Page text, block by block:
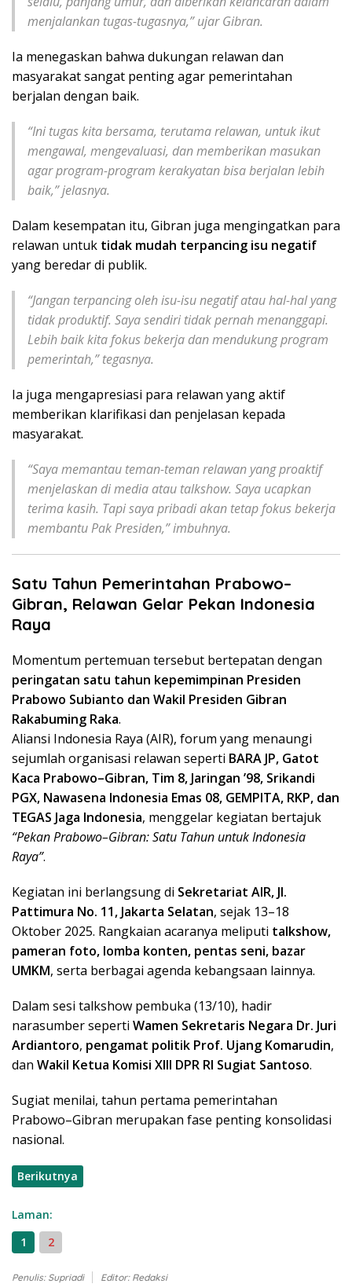
menjalankan tugas-tugasnya,” ujar Gibran.
Ia menegaskan bahwa dukungan relawan dan
masyarakat sangat penting agar pemerintahan
berjalan dengan baik.
“Ini tugas kita bersama, terutama relawan, untuk ikut
mengawal, mengevaluasi, dan memberikan masukan
agar program-program kerakyatan bisa berjalan lebih
baik,” jelasnya.
Dalam kesempatan itu, Gibran juga mengingatkan para
relawan untuk tidak mudah terpancing isu negatif
yang beredar di publik.
“Jangan terpancing oleh isu-isu negatif atau hal-hal yang
tidak produktif. Saya sendiri tidak pernah menanggapi.
Lebih baik kita fokus bekerja dan mendukung program
pemerintah,” tegasnya.
Ia juga mengapresiasi para relawan yang aktif
memberikan klarifikasi dan penjelasan kepada
masyarakat.
“Saya memantau teman-teman relawan yang proaktif
menjelaskan di media atau talkshow. Saya ucapkan
terima kasih. Tapi saya pribadi akan tetap fokus bekerja
membantu Pak Presiden,” imbuhnya.
Satu Tahun Pemerintahan Prabowo–
Gibran, Relawan Gelar Pekan Indonesia
Raya
Momentum pertemuan tersebut bertepatan dengan
peringatan satu tahun kepemimpinan Presiden
Prabowo Subianto dan Wakil Presiden Gibran
Rakabuming Raka.
Aliansi Indonesia Raya (AIR), forum yang menaungi
sejumlah organisasi relawan seperti BARA JP, Gatot
Kaca Prabowo–Gibran, Tim 8, Jaringan ’98, Srikandi
PGX, Nawasena Indonesia Emas 08, GEMPITA, RKP, dan
TEGAS Jaga Indonesia, menggelar kegiatan bertajuk
“Pekan Prabowo–Gibran: Satu Tahun untuk Indonesia
Raya”.
Kegiatan ini berlangsung di Sekretariat AIR, Jl.
Pattimura No. 11, Jakarta Selatan, sejak 13–18
Oktober 2025. Rangkaian acaranya meliputi talkshow,
pameran foto, lomba konten, pentas seni, bazar
UMKM, serta berbagai agenda kebangsaan lainnya.
Dalam sesi talkshow pembuka (13/10), hadir
narasumber seperti Wamen Sekretaris Negara Dr. Juri
Ardiantoro, pengamat politik Prof. Ujang Komarudin,
dan Wakil Ketua Komisi XIII DPR RI Sugiat Santoso.
Sugiat menilai, tahun pertama pemerintahan
Prabowo–Gibran merupakan fase penting konsolidasi
nasional.
Berikutnya
Laman:
1
2
Penulis: Supriadi Editor: Redaksi